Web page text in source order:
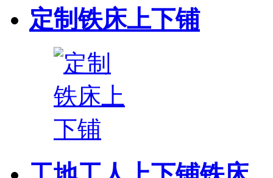
定制铁床上下铺